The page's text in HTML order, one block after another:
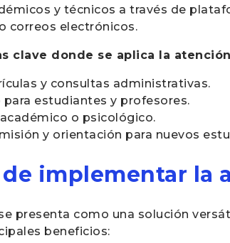
y técnicos a través de
correos electrónicos.
clave donde se aplica la
y consultas administrativas.
estudiantes y profesores.
o psicológico.
y orientación para nuevos
implementar la
presenta como una solución
beneficios: